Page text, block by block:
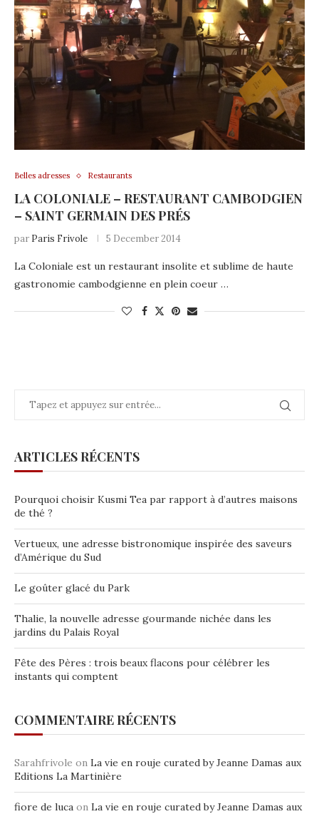
Belles adresses Restaurants
LA COLONIALE – RESTAURANT CAMBODGIEN
– SAINT GERMAIN DES PRÉS
par Paris Frivole 5 December 2014
La Coloniale est un restaurant insolite et sublime de haute
gastronomie cambodgienne en plein coeur …
ARTICLES RÉCENTS
Pourquoi choisir Kusmi Tea par rapport à d’autres maisons
de thé ?
Vertueux, une adresse bistronomique inspirée des saveurs
d’Amérique du Sud
Le goûter glacé du Park
Thalie, la nouvelle adresse gourmande nichée dans les
jardins du Palais Royal
Fête des Pères : trois beaux flacons pour célébrer les
instants qui comptent
COMMENTAIRE RÉCENTS
Sarahfrivole on La vie en rouje curated by Jeanne Damas aux
Editions La Martinière
fiore de luca on La vie en rouje curated by Jeanne Damas aux